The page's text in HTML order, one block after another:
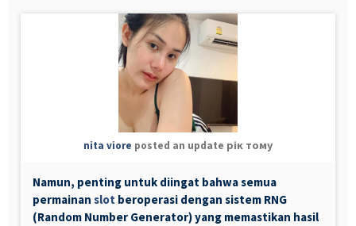
nita viore posted an update рік тому
Namun, penting untuk diingat bahwa semua
permainan slot beroperasi dengan sistem RNG
(Random Number Generator) yang memastikan hasil